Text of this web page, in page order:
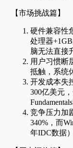
【市场挑战篇】
硬件兼容性
处理器
脑无法直接
用户习惯断
抵触，系统
开发成本失
300亿美元
竞争压力加
340%，而
年IDC数据）